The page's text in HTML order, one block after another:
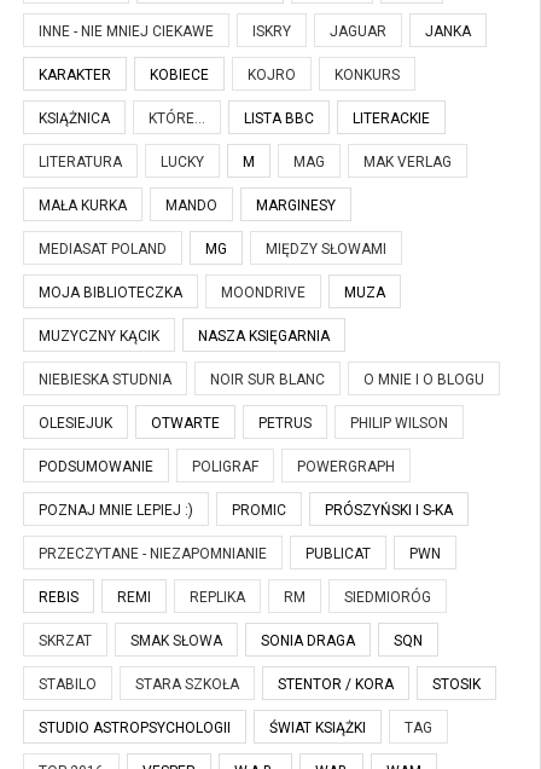
INNE - NIE MNIEJ CIEKAWE ISKRY JAGUAR JANKA
KARAKTER KOBIECE KOJRO KONKURS
KSIĄŻNICA KTÓRE... LISTA BBC LITERACKIE
LITERATURA LUCKY M MAG MAK VERLAG
MAŁA KURKA MANDO MARGINESY
MEDIASAT POLAND MG MIĘDZY SŁOWAMI
MOJA BIBLIOTECZKA MOONDRIVE MUZA
MUZYCZNY KĄCIK NASZA KSIĘGARNIA
NIEBIESKA STUDNIA NOIR SUR BLANC O MNIE I O BLOGU
OLESIEJUK OTWARTE PETRUS PHILIP WILSON
PODSUMOWANIE POLIGRAF POWERGRAPH
POZNAJ MNIE LEPIEJ :) PROMIC PRÓSZYŃSKI I S-KA
PRZECZYTANE - NIEZAPOMNIANIE PUBLICAT PWN
REBIS REMI REPLIKA RM SIEDMIORÓG
SKRZAT SMAK SŁOWA SONIA DRAGA SQN
STABILO STARA SZKOŁA STENTOR / KORA STOSIK
STUDIO ASTROPSYCHOLOGII ŚWIAT KSIĄŻKI TAG